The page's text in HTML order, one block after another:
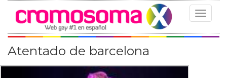
Toggle
Atentado de barcelona